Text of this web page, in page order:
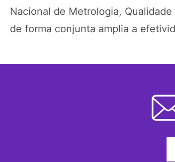
Nacional de Metrologia,
de forma conjunta amplia a